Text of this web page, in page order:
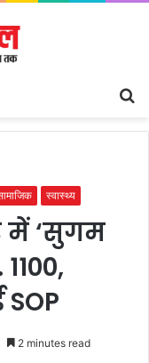
स्वास्थ्य
में ‘सुगम
2 minutes read